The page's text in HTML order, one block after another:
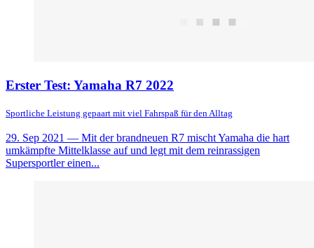
Erster Test: Yamaha R7 2022
Sportliche Leistung gepaart mit viel Fahrspaß für den Alltag
29. Sep 2021 — Mit der brandneuen R7 mischt Yamaha die hart
umkämpfte Mittelklasse auf und legt mit dem reinrassigen
Supersportler einen...